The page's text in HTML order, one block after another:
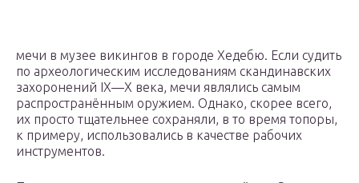
мечи в музее викингов в городе Хедебю. Если судить
по археологическим исследованиям скандинавских
захоронений IX—X века, мечи являлись самым
распространённым оружием. Однако, скорее всего,
их просто тщательнее сохраняли, в то время топоры,
к примеру, использовались в качестве рабочих
инструментов.